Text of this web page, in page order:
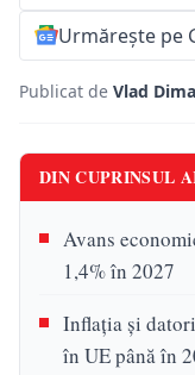
Urmărește pe
Publicat de Vlad Dima
DIN CUPRINSUL
Avans
1,4% în 2027
Inflația și
în UE până în